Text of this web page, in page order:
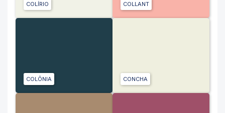
COLÍRIO COLLANT
COLÔNIA CONCHA